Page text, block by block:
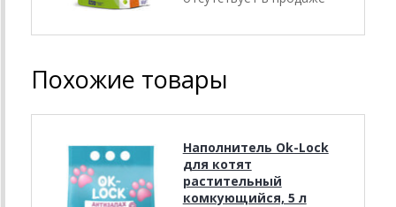
Похожие товары
Наполнитель Ok-Lock
для котят
растительный
комкующийся, 5 л